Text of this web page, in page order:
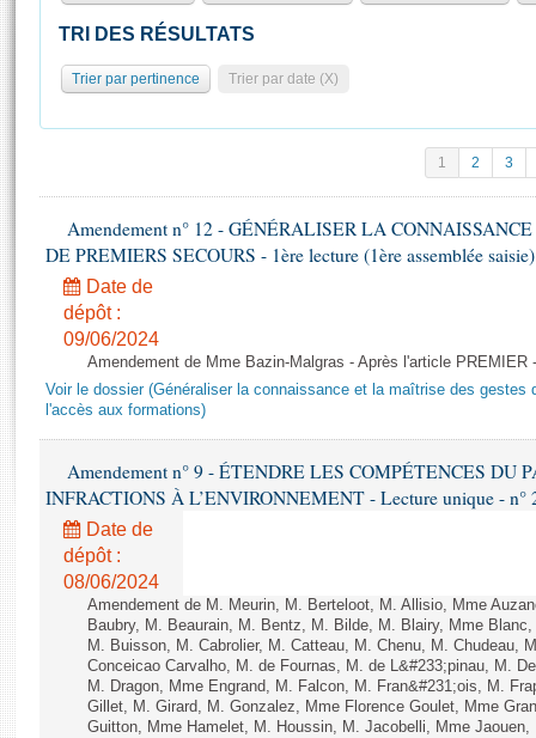
Pétitions
Projets de loi
Propositions de loi
Amendements
Textes adoptés
Rapports d'information
Rapports d'enquête
Rapports sur l'application des lois
Baromètre de l’application des lois
Dossiers législatifs
Budget et sécurité sociale
Questions écrites et orales
Comptes rendus des débats
Statistiques et chiffres clés
Juniors
Anciennes législatures
Contacts et plan d'accès
Photos libres de droit
TRI DES RÉSULTATS
Trier par pertinence Trier par date (X)
1 2 3
Amendement n° 12 - GÉNÉRALISER LA
DE PREMIERS SECOURS - 1ère lecture (1ère assemblée
Date de
dépôt :
09/06/2024
Amendement de Mme Bazin-Malgras - Après l'article PREMIER
Voir le dossier (Généraliser la connaissance et la maîtrise des gestes
l'accès aux formations)
Amendement n° 9 - ÉTENDRE LES COMPÉTENCES DU
INFRACTIONS À L’ENVIRONNEMENT - Lecture unique - n°
Date de
dépôt :
08/06/2024
Amendement de M. Meurin, M. Berteloot, M. Allisio, Mme
Baubry, M. Beaurain, M. Bentz, M. Bilde, M. Blairy, Mme
M. Buisson, M. Cabrolier, M. Catteau, M. Chenu, M. Chudeau,
Conceicao Carvalho, M. de Fournas, M. de L&#233;pinau, M.
M. Dragon, Mme Engrand, M. Falcon, M. Fran&#231;ois, M.
Gillet, M. Girard, M. Gonzalez, Mme Florence Goulet, Mme
Guitton, Mme Hamelet, M. Houssin, M. Jacobelli, Mme